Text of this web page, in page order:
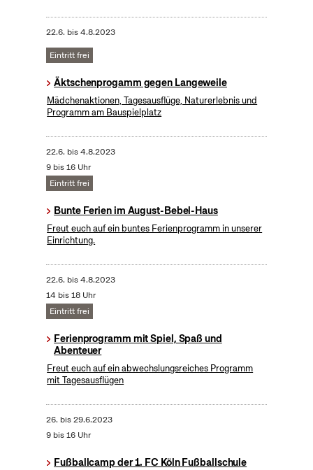
22.6. bis4.8.2023
Eintritt frei
Äktschenprogamm gegen Langeweile
Mädchenaktionen, Tagesausflüge, Naturerlebnis und
Programm am Bauspielplatz
22.6. bis4.8.2023
9 bis 16 Uhr
Eintritt frei
Bunte Ferien im August-Bebel-Haus
Freut euch auf ein buntes Ferienprogramm in unserer
Einrichtung.
22.6. bis4.8.2023
14 bis 18 Uhr
Eintritt frei
Ferienprogramm mit Spiel, Spaß und
Abenteuer
Freut euch auf ein abwechslungsreiches Programm
mit Tagesausflügen
26. bis29.6.2023
9 bis 16 Uhr
Fußballcamp der 1. FC Köln Fußballschule